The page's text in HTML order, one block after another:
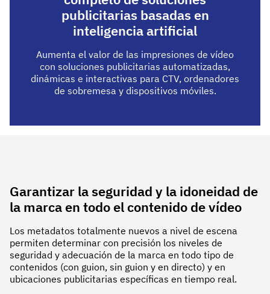
publicitarias basadas en
inteligencia artificial
Aumenta el valor de las impresiones de vídeo
con soluciones publicitarias automatizadas,
dinámicas e interactivas para CTV, ordenadores
de sobremesa y dispositivos móviles.
Garantizar la seguridad y la idoneidad de
la marca en todo el contenido de vídeo
Los metadatos totalmente nuevos a nivel de escena
permiten determinar con precisión los niveles de
seguridad y adecuación de la marca en todo tipo de
contenidos (con guion, sin guion y en directo) y en
ubicaciones publicitarias específicas en tiempo real.